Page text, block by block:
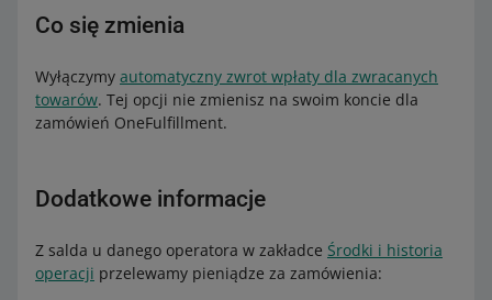
Co się zmienia
Wyłączymy automatyczny zwrot wpłaty dla zwracanych
towarów. Tej opcji nie zmienisz na swoim koncie dla
zamówień OneFulfillment.
Dodatkowe informacje
Z salda u danego operatora w zakładce Środki i historia
operacji przelewamy pieniądze za zamówienia: